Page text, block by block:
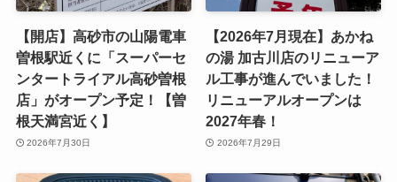
【開店】高砂市の山陽電車
曽根駅近くに「スーパーセ
ンタートライアル高砂曽根
店」がオープン予定！【曽
根天満宮近く】
2026年7月30日
【2026年7月現在】あかね
の湯 加古川店のリニューア
ル工事が進んでいました！
リニューアルオープンは
2027年春！
2026年7月29日